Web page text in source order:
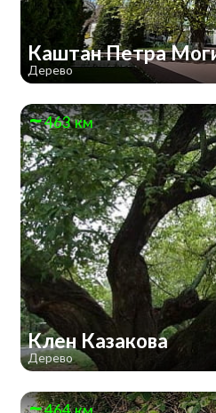
Каштан Петра
Дерево
463 км
Клен Казакова
Дерево